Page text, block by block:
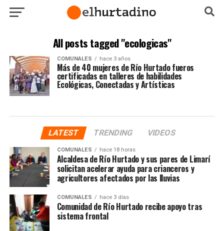
All posts tagged "ecologicas"
COMUNALES hace 3 años
Más de 40 mujeres de Río Hurtado fueros
certificadas en talleres de habilidades
Ecológicas, Conectadas y Artísticas
LATEST TRENDING VIDEOS
COMUNALES hace 18 horas
Alcaldesa de Río Hurtado y sus pares de Limarí
solicitan acelerar ayuda para crianceros y
agricultores afectados por las lluvias
COMUNALES hace 3 días
Comunidad de Río Hurtado recibe apoyo tras
sistema frontal